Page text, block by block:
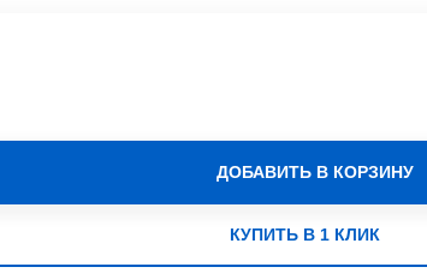
ДОБАВИТЬ В КОРЗИНУ
КУПИТЬ В 1 КЛИК